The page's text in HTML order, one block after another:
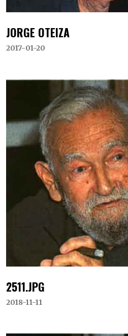
JORGE OTEIZA
2017-01-20
2511.JPG
2018-11-11